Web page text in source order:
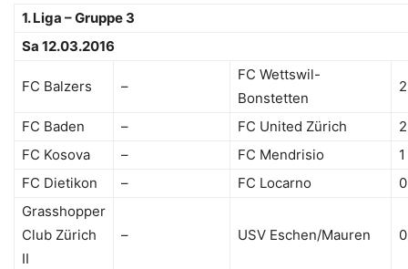
1. Liga – Gruppe 3
Sa 12.03.2016
FC Balzers –
FC Wettswil-
Bonstetten
2
FC Baden – FC United Zürich
2
FC Kosova
– FC Mendrisio
1
FC Dietikon
– FC Locarno
0
Grasshopper
Club Zürich
II
– USV Eschen/Mauren 0